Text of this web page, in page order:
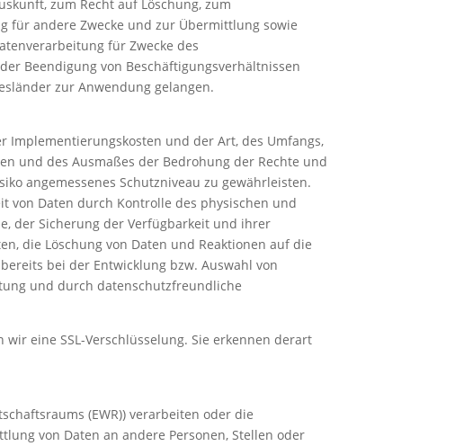
zum Recht auf Löschung, zum
für andere Zwecke und zur Übermittlung sowie
für Zwecke des
Beendigung von Beschäftigungsverhältnissen
zur Anwendung gelangen.
Implementierungskosten und der Art, des Umfangs,
und des Ausmaßes der Bedrohung der Rechte und
angemessenes Schutzniveau zu gewährleisten.
von Daten durch Kontrolle des physischen und
der Sicherung der Verfügbarkeit und ihrer
die Löschung von Daten und Reaktionen auf die
bei der Entwicklung bzw. Auswahl von
und durch datenschutzfreundliche
eine SSL-Verschlüsselung. Sie erkennen derart
(EWR)) verarbeiten oder die
von Daten an andere Personen, Stellen oder